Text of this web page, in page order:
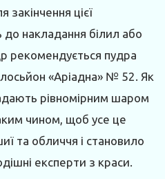
закінчення цієї
до накладання білил або
рекомендується пудра
«Аріадна» № 52. Як
рівномірним шаром
чином, щоб усе це
та обличчя і становило
експерти з краси.